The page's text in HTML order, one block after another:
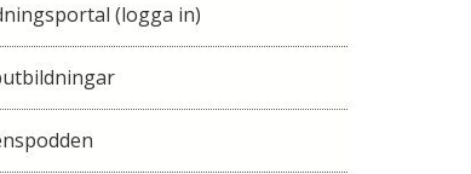
(logga in)